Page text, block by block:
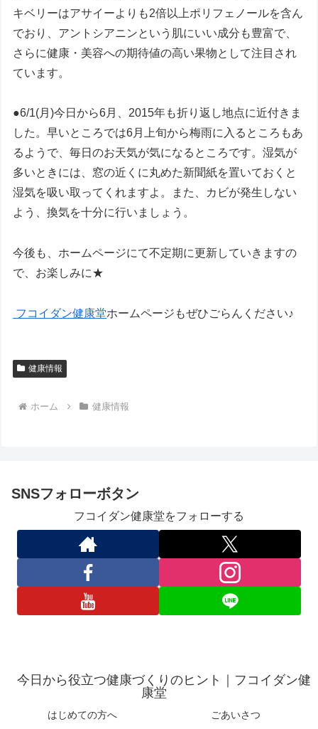
キベリーはアサイーよりも2倍以上ポリフェノールを含ん
でおり、アントシアニンという肌にいい成分も豊富で、
さらに健康・美容への期待値の高い果物として注目され
ています。
●6/1(月)今日から6月、2015年も折り返し地点に近付きま
した。早いところでは6月上旬から梅雨に入るところもあ
るようで、毎日のお天気が気になるところです。湿気が
多いときには、窓の近くに丸めた新聞紙を置いておくと
湿気を吸い取ってくれますよ。また、カビが発生しない
よう、換気を十分に行いましょう。
今後も、ホームページにて不定期に更新していきますの
で、お楽しみに★
フコイダン健康堂ホームページもぜひごらんください♪
健康情報
ホーム 健康情報
SNSフォローボタン
フコイダン健康堂をフォローする
今日から役立つ健康づくりのヒント｜フコイダン健
康堂
はじめての方へ ごあいさつ